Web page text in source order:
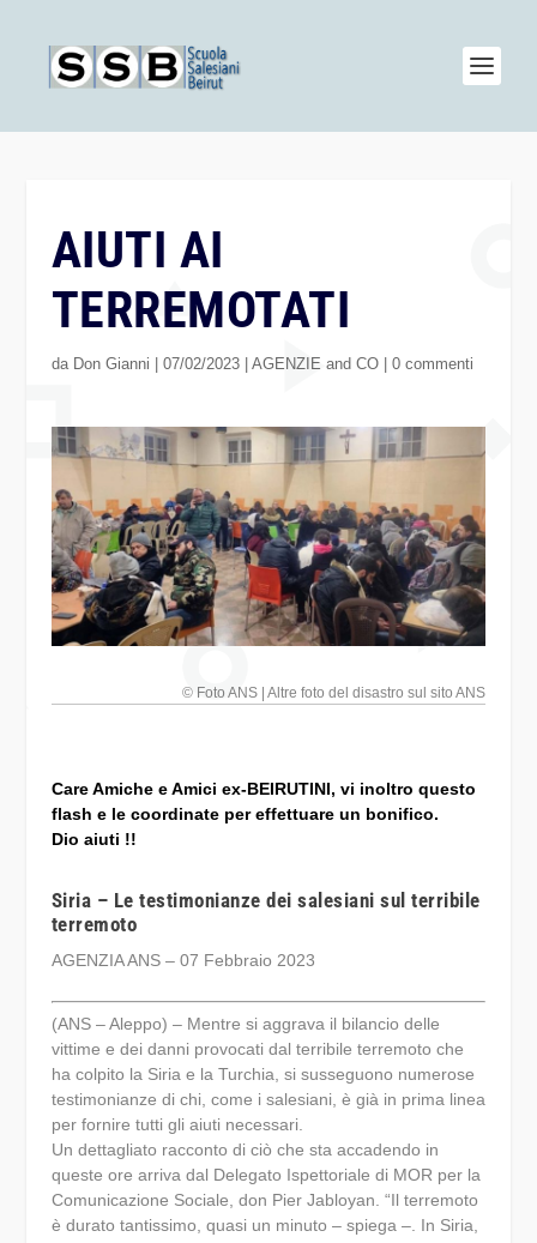
AIUTI AI
TERREMOTATI
da Don Gianni 07/02/2023| AGENZIE and CO| 0 commenti
© Foto ANS | Altre foto del disastro sul sito ANS
Care Amiche e Amici ex-BEIRUTINI, vi inoltro questo
flash e le coordinate per effettuare un bonifico.
Dio aiuti !!
Siria – Le testimonianze dei salesiani sul terribile
terremoto
AGENZIA ANS – 07 Febbraio 2023
(ANS – Aleppo) – Mentre si aggrava il bilancio delle
vittime e dei danni provocati dal terribile terremoto che
ha colpito la Siria e la Turchia, si susseguono numerose
testimonianze di chi, come i salesiani, è già in prima linea
per fornire tutti gli aiuti necessari.
Un dettagliato racconto di ciò che sta accadendo in
queste ore arriva dal Delegato Ispettoriale di MOR per la
Comunicazione Sociale, don Pier Jabloyan. “Il terremoto
è durato tantissimo, quasi un minuto – spiega –. In Siria,